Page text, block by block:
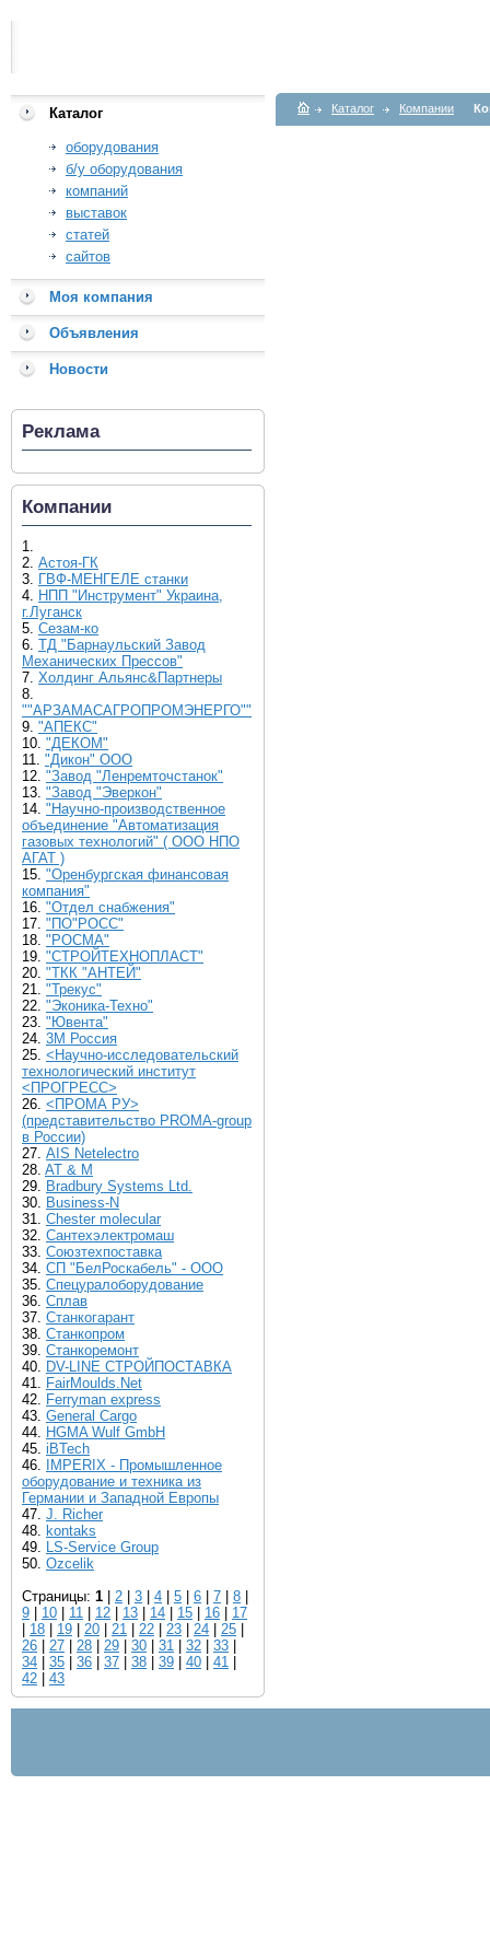
Каталог
оборудования
б/у оборудования
компаний
выставок
статей
сайтов
Моя компания
Объявления
Новости
Реклама
Компании
1.
2. Астоя-ГК
3. ГВФ-МЕНГЕЛЕ станки
4. НПП "Инструмент" Украина,
г.Луганск
5. Сезам-ко
6. ТД "Барнаульский Завод
Механических Прессов"
7. Холдинг Альянс&Партнеры
8.
""АРЗАМАСАГРОПРОМЭНЕРГО""
9. "АПЕКС"
10. "ДЕКОМ"
11. "Дикон" ООО
12. "Завод "Ленремточстанок"
13. "Завод "Эверкон"
14. "Научно-производственное
объединение "Автоматизация
газовых технологий" ( ООО НПО
АГАТ )
15. "Оренбургская финансовая
компания"
16. "Отдел снабжения"
17. "ПО"РОСС"
18. "РОСМА"
19. "СТРОЙТЕХНОПЛАСТ"
20. "ТКК "АНТЕЙ"
21. "Трекус"
22. "Эконика-Техно"
23. "Ювента"
24. 3М Россия
25. <Научно-исследовательский
технологический институт
<ПРОГРЕСС>
26. <ПРОМА РУ>
(представительство PROMA-group
в России)
27. AIS Netelectro
28. AT & M
29. Bradbury Systems Ltd.
30. Business-N
31. Chester molecular
32. Cантехэлектромаш
33. Cоюзтехпоставка
34. CП "БелРоскабель" - ООО
35. Cпецуралоборудование
36. Cплав
37. Cтанкогарант
38. Cтанкопром
39. Cтанкоремонт
40. DV-LINE СТРОЙПОСТАВКА
41. FairMoulds.Net
42. Ferryman express
43. General Cargo
44. HGMA Wulf GmbH
45. iBTech
46.
IMPERIX - Промышленное
оборудование и техника из
Германии и Западной Европы
47. J. Richer
48. kontaks
49. LS-Service Group
50. Ozcelik
Страницы: 1 2 3 4 5 6 7 8
9
10 11 12 13 14 15 16
17
18 19 20 21 22 23 24 25
26
27 28 29 30 31 32 33
34
35 36 37 38 39 40 41
42
43
Каталог Компании